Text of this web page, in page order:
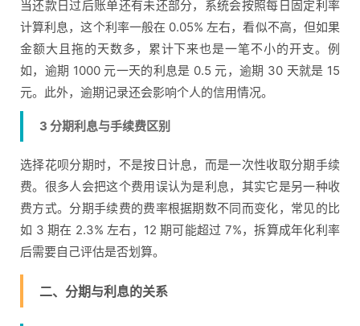
当还款日过后账单还有未还部分，系统会按照每日固定利率
计算利息，这个利率一般在 0.05% 左右，看似不高，但如果
金额大且拖的天数多，累计下来也是一笔不小的开支。例
如，逾期 1000 元一天的利息是 0.5 元，逾期 30 天就是 15
元。此外，逾期记录还会影响个人的信用情况。
3 分期利息与手续费区别
选择花呗分期时，不是按日计息，而是一次性收取分期手续
费。很多人会把这个费用误认为是利息，其实它是另一种收
费方式。分期手续费的费率根据期数不同而变化，常见的比
如 3 期在 2.3% 左右，12 期可能超过 7%，拆算成年化利率
后需要自己评估是否划算。
二、分期与利息的关系